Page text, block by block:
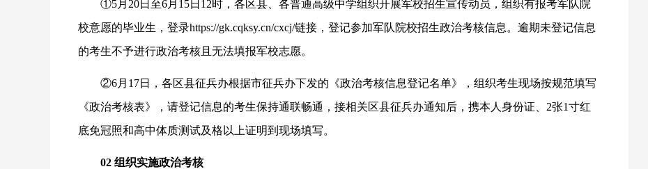
①5月20日至6月15日12时，各区县、各普通高级中学组织开展军校招生宣传动员，组织有报考军队院
校意愿的毕业生，登录https://gk.cqksy.cn/cxcj/链接，登记参加军队院校招生政治考核信息。逾期未登记信息
的考生不予进行政治考核且无法填报军校志愿。
②6月17日，各区县征兵办根据市征兵办下发的《政治考核信息登记名单》，组织考生现场按规范填写
《政治考核表》，请登记信息的考生保持通联畅通，接相关区县征兵办通知后，携本人身份证、2张1寸红
底免冠照和高中体质测试及格以上证明到现场填写。
02 组织实施政治考核